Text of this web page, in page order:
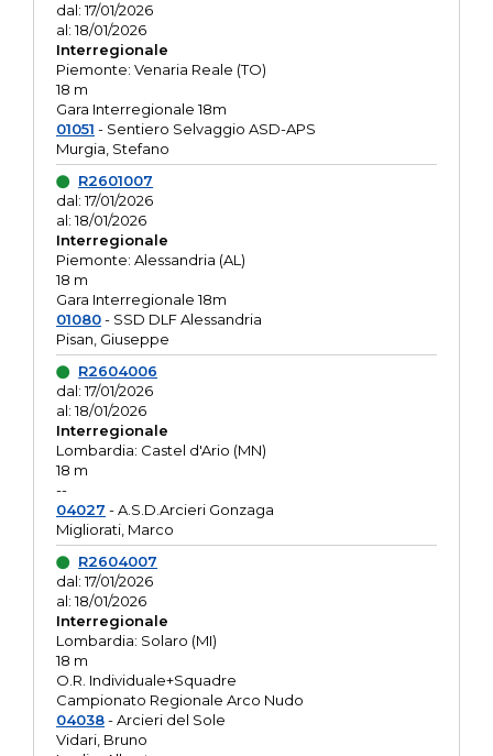
dal: 17/01/2026
al: 18/01/2026
Interregionale
Piemonte: Venaria Reale (TO)
18 m
Gara Interregionale 18m
01051 - Sentiero Selvaggio ASD-APS
Murgia, Stefano
R2601007
dal: 17/01/2026
al: 18/01/2026
Interregionale
Piemonte: Alessandria (AL)
18 m
Gara Interregionale 18m
01080- SSD DLF Alessandria
Pisan, Giuseppe
R2604006
dal: 17/01/2026
al: 18/01/2026
Interregionale
Lombardia: Castel d'Ario (MN)
18 m
--
04027 - A.S.D.Arcieri Gonzaga
Migliorati, Marco
R2604007
dal: 17/01/2026
al: 18/01/2026
Interregionale
Lombardia: Solaro (MI)
18 m
O.R. Individuale+Squadre
Campionato Regionale Arco Nudo
04038- Arcieri del Sole
Vidari, Bruno